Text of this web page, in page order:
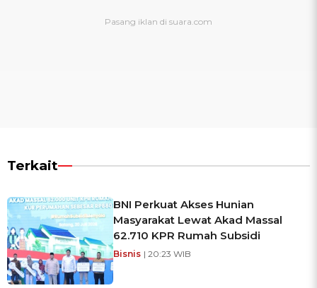
Terkait
BNI Perkuat Akses Hunian
Masyarakat Lewat Akad Massal
62.710 KPR Rumah Subsidi
Bisnis | 20:23 WIB